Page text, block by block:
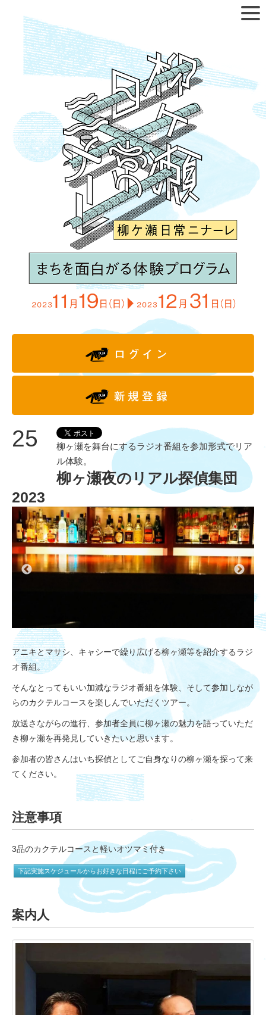
25
柳ヶ瀬を舞台にするラジオ番組を参加形式でリア
ル体験。
柳ヶ瀬夜のリアル探偵集団
2023
アニキとマサシ、キャシーで繰り広げる柳ヶ瀬等を紹介するラジ
オ番組。
そんなとってもいい加減なラジオ番組を体験、そして参加しなが
らのカクテルコースを楽しんでいただくツアー。
放送さながらの進行、参加者全員に柳ヶ瀬の魅力を語っていただ
き柳ヶ瀬を再発見していきたいと思います。
参加者の皆さんはいち探偵としてご自身なりの柳ヶ瀬を探って来
てください。
注意事項
3品のカクテルコースと軽いオツマミ付き
下記実施スケジュールからお好きな日程にご予約下さい
案内人